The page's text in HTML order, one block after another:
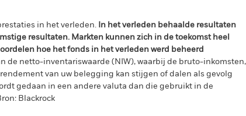
in het verleden. In het verleden behaalde resultaten
resultaten. Markten kunnen zich in de toekomst heel
hoe het fonds in het verleden werd beheerd
de netto-inventariswaarde (NIW), waarbij de bruto-inkomsten,
van uw belegging kan stijgen of dalen als gevolg
gedaan in een andere valuta dan die gebruikt in de
Blackrock